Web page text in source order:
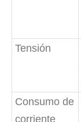
Tensión
Consumo de
corriente